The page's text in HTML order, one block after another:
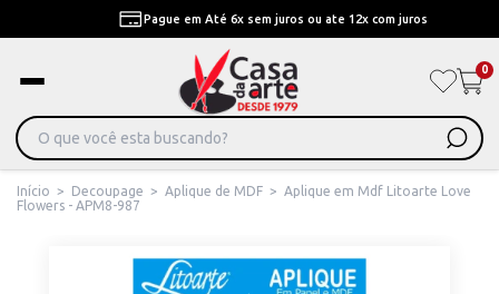
Pague em Até 6x sem juros ou ate 12x com juros
0
Início > Decoupage > Aplique de MDF > Aplique em Mdf Litoarte Love
Flowers - APM8-987